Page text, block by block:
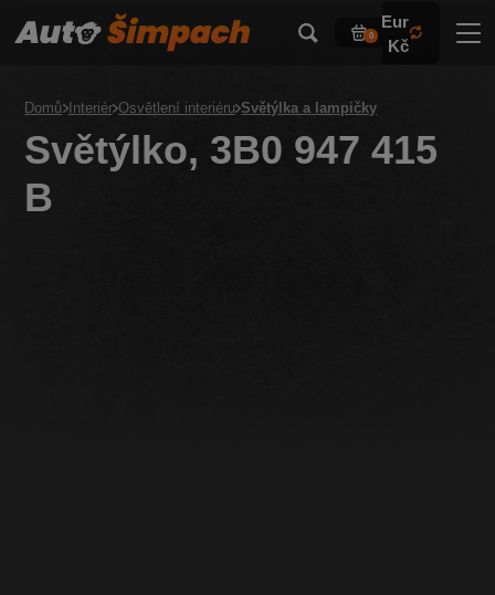
0
Eur
Kč
Domů Interiér Osvětlení interiéru Světýlka a lampičky
Světýlko, 3B0 947 415
B